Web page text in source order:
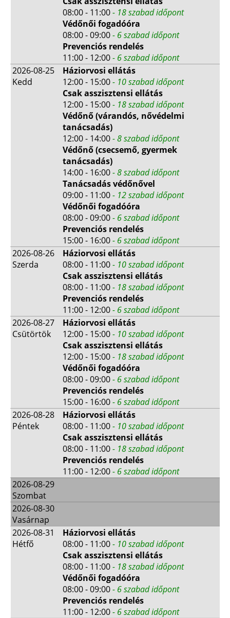
08:00 - 11:00- 18 szabad időpont
Védőnői fogadóóra
08:00 - 09:00- 6 szabad időpont
Prevenciós rendelés
11:00 - 12:00- 6 szabad időpont
2026-08-25
Kedd
Háziorvosi ellátás
12:00 - 15:00- 10 szabad időpont
Csak asszisztensi ellátás
12:00 - 15:00- 18 szabad időpont
Védőnő (várandós, nővédelmi
tanácsadás)
12:00 - 14:00- 8 szabad időpont
Védőnő (csecsemő, gyermek
tanácsadás)
14:00 - 16:00- 8 szabad időpont
Tanácsadás védőnővel
09:00 - 11:00- 12 szabad időpont
Védőnői fogadóóra
08:00 - 09:00- 6 szabad időpont
Prevenciós rendelés
15:00 - 16:00- 6 szabad időpont
2026-08-26
Szerda
Háziorvosi ellátás
08:00 - 11:00- 10 szabad időpont
Csak asszisztensi ellátás
08:00 - 11:00- 18 szabad időpont
Prevenciós rendelés
11:00 - 12:00- 6 szabad időpont
2026-08-27
Csütörtök
Háziorvosi ellátás
12:00 - 15:00- 10 szabad időpont
Csak asszisztensi ellátás
12:00 - 15:00- 18 szabad időpont
Védőnői fogadóóra
08:00 - 09:00- 6 szabad időpont
Prevenciós rendelés
15:00 - 16:00- 6 szabad időpont
2026-08-28
Péntek
Háziorvosi ellátás
08:00 - 11:00- 10 szabad időpont
Csak asszisztensi ellátás
08:00 - 11:00- 18 szabad időpont
Prevenciós rendelés
11:00 - 12:00- 6 szabad időpont
2026-08-29
Szombat
2026-08-30
Vasárnap
2026-08-31
Hétfő
Háziorvosi ellátás
08:00 - 11:00- 10 szabad időpont
Csak asszisztensi ellátás
08:00 - 11:00- 18 szabad időpont
Védőnői fogadóóra
08:00 - 09:00- 6 szabad időpont
Prevenciós rendelés
11:00 - 12:00- 6 szabad időpont